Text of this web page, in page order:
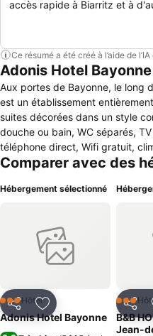
accès rapide à Biarritz et à
Ce résumé a été créé à l’aide de
Adonis Hotel
Aux portes de Bayonne, le long
est un établissement
suites décorées dans un style
douche ou bain, WC séparés,
téléphone direct, Wifi gratuit, climatisation. L’hôtel
parking gratuit et clos pouvant
tout le matériel moderne, une
Comparer avec des
Hébergement sélectionné
PartagerAjouter à mes
3 ÉtoilesHôtel
Adonis Hotel Bayonne
3 Étoiles
B&B
Jean-